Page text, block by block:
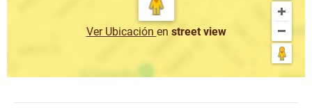
Ver Ubicación en street view